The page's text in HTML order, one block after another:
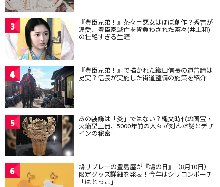
3 『豊臣兄弟！』茶々＝悪女はほぼ創作？秀吉が
溺愛、豊臣家滅亡を背負わされた茶々(井上和)
の壮絶すぎる生涯
4 『豊臣兄弟！』で描かれた織田信長の道普請は
史実？信長が実施した街道整備の施策を紹介
5 あの装飾は「炎」ではない？縄文時代の国宝・
火焔型土器、5000年前の人々が刻んだ謎とデザ
インの秘密
6 鳩サブレーの豊島屋が『鳩の日』（8月10日）
限定グッズ詳細を発表！今年はシリコンポーチ
「はとっこ」